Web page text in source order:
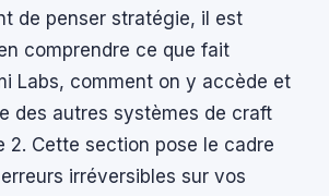
de penser stratégie, il est
comprendre ce que fait
Labs, comment on y accède et
des autres systèmes de craft
2. Cette section pose le cadre
irréversibles sur vos